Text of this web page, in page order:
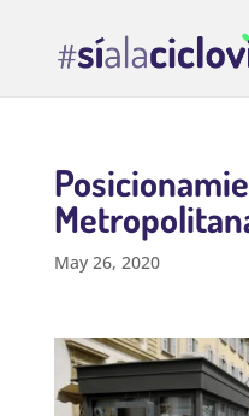
May 26, 2020